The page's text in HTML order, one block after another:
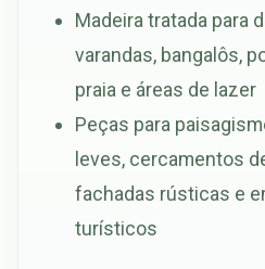
Madeira tratada para
varandas, bangalôs,
praia e áreas de lazer
Peças para
leves, cercamentos
fachadas rústicas e
turísticos